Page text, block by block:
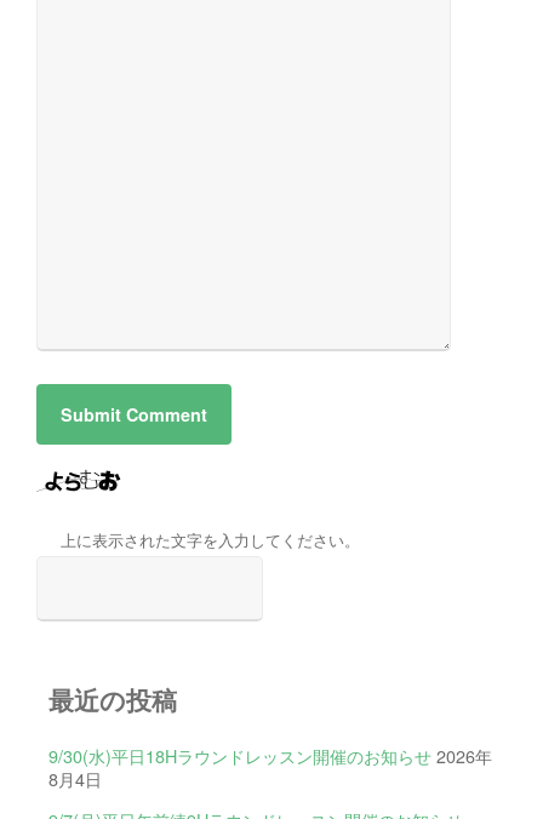
上に表示された文字を入力してください。
最近の投稿
9/30(水)平日18Hラウンドレッスン開催のお知らせ 2026年
8月4日